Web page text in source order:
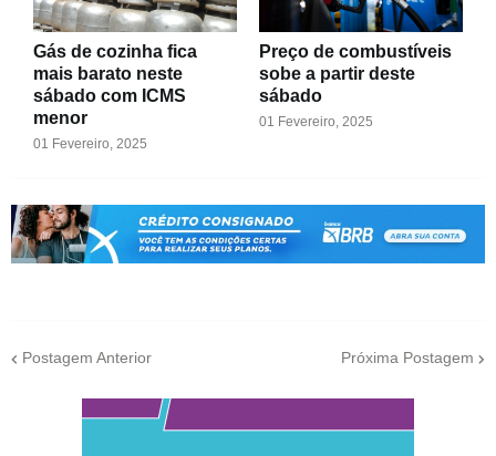
Gás de cozinha fica
mais barato neste
sábado com ICMS
menor
01 Fevereiro, 2025
Preço de combustíveis
sobe a partir deste
sábado
01 Fevereiro, 2025
Postagem Anterior Próxima Postagem